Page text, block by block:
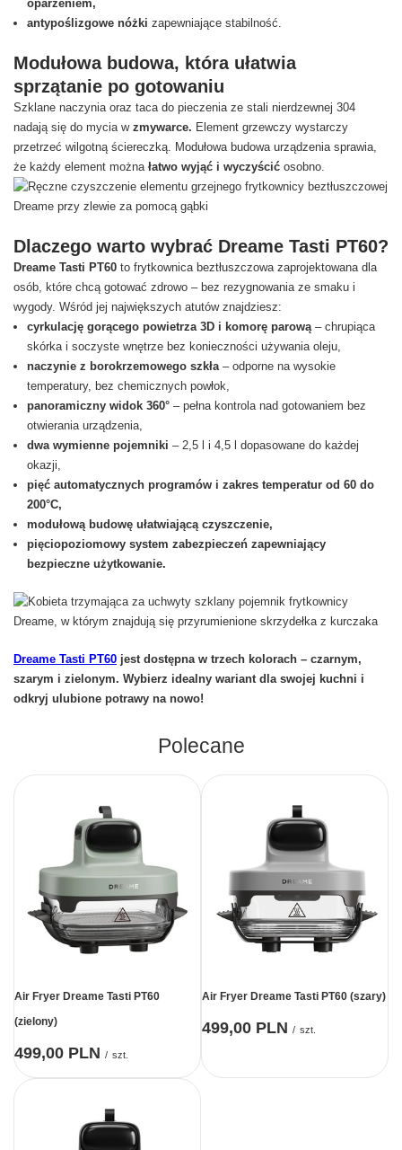
oparzeniem,
antypoślizgowe nóżki zapewniające stabilność.
Modułowa budowa, która ułatwia
sprzątanie po gotowaniu
Szklane naczynia oraz taca do pieczenia ze stali nierdzewnej 304
nadają się do mycia w zmywarce. Element grzewczy wystarczy
przetrzeć wilgotną ściereczką. Modułowa budowa urządzenia sprawia,
że każdy element można łatwo wyjąć i wyczyścić osobno.
Dlaczego warto wybrać Dreame Tasti PT60?
Dreame Tasti PT60 to frytkownica beztłuszczowa zaprojektowana dla
osób, które chcą gotować zdrowo – bez rezygnowania ze smaku i
wygody. Wśród jej największych atutów znajdziesz:
cyrkulację gorącego powietrza 3D i komorę parową– chrupiąca
skórka i soczyste wnętrze bez konieczności używania oleju,
naczynie z borokrzemowego szkła – odporne na wysokie
temperatury, bez chemicznych powłok,
panoramiczny widok 360° – pełna kontrola nad gotowaniem bez
otwierania urządzenia,
dwa wymienne pojemniki – 2,5 l i 4,5 l dopasowane do każdej
okazji,
pięć automatycznych programów i zakres temperatur od 60 do
200°C,
modułową budowę ułatwiającą czyszczenie,
pięciopoziomowy system zabezpieczeń zapewniający
bezpieczne użytkowanie.
Dreame Tasti PT60 jest dostępna w trzech kolorach – czarnym,
szarym i zielonym. Wybierz idealny wariant dla swojej kuchni i
odkryj ulubione potrawy na nowo!
Polecane
Air Fryer Dreame Tasti PT60
(zielony)
499,00 PLN / szt.
Air Fryer Dreame Tasti PT60 (szary)
499,00 PLN / szt.